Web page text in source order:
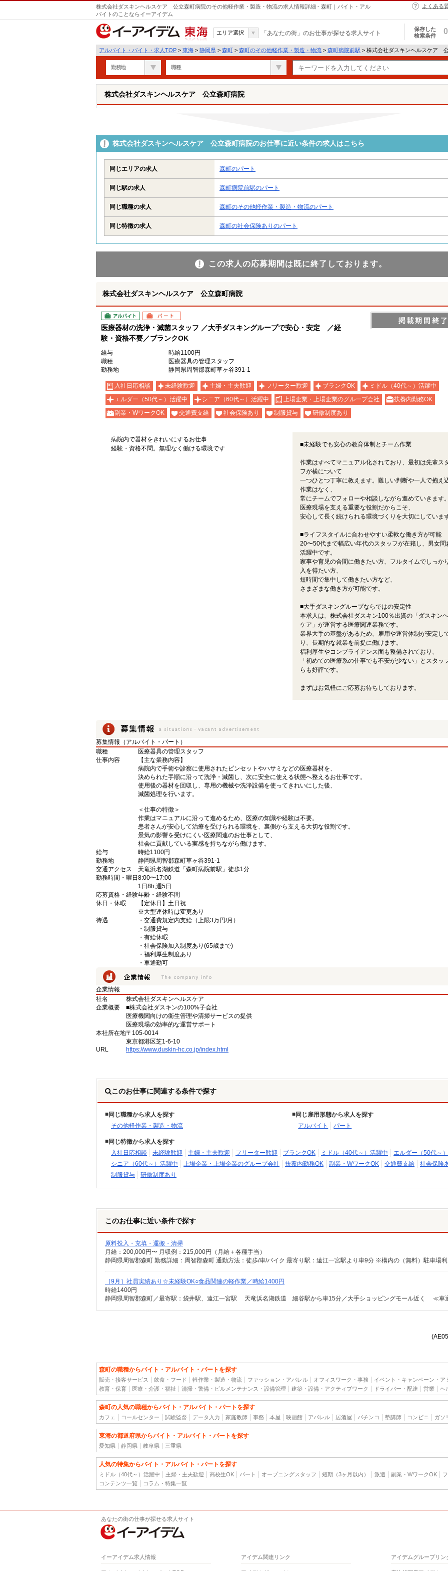
株式会社ダスキンヘルスケア 公立森町病院のその他軽作業・製造・物流の求人情報詳細 - 森町｜バイト・アル
バイトのことならイーアイデム
よくある
東海
エリア選択 「あなたの街」のお仕事が探せる求人サイト
保存した
検索条件
0
アルバイト・バイト・求人TOP > 東海 > 静岡県 > 森町 > 森町のその他軽作業・製造・物流 > 森町病院前駅 > 株式会社ダスキンヘルスケア
勤務地 職種
株式会社ダスキンヘルスケア 公立森町病院
株式会社ダスキンヘルスケア 公立森町病院のお仕事に近い条件の求人はこちら
同じエリアの求人 森町のパート
同じ駅の求人 森町病院前駅のパート
同じ職種の求人 森町のその他軽作業・製造・物流のパート
同じ特徴の求人 森町の社会保険ありのパート
この求人の応募期間は既に終了しております。
株式会社ダスキンヘルスケア 公立森町病院
アルバイト パート
医療器材の洗浄・滅菌スタッフ ／大手ダスキングループで安心・安定 ／経
験・資格不要／ブランクOK
給与
時給1100円
職種
医療器具の管理スタッフ
勤務地
静岡県周智郡森町草ヶ谷391-1
入社日応相談 未経験歓迎 主婦・主夫歓迎 フリーター歓迎 ブランクOK
ミドル（40代～）活躍中
エルダー（50代～）活躍中
シニア（60代～）活躍中 上場企業・上場企業のグループ会社
扶養内勤務OK
副業・WワークOK
交通費支給 社会保険あり 制服貸与 研修制度あり
病院内で器材をきれいにするお仕事
経験・資格不問。無理なく働ける環境です
■未経験でも安心の教育体制とチーム作業
作業はすべてマニュアル化されており、最初は先輩ス
フが横について
一つひとつ丁寧に教えます。難しい判断や一人で抱え
作業はなく、
常にチームでフォローや相談しながら進めていきます。
医療現場を支える重要な役割だからこそ、
安心して長く続けられる環境づくりを大切にしています
■ライフスタイルに合わせやすい柔軟な働き方が可能
20〜50代まで幅広い年代のスタッフが在籍し、男女問
活躍中です。
家事や育児の合間に働きたい方、フルタイムでしっか
入を得たい方、
短時間で集中して働きたい方など、
さまざまな働き方が可能です。
■大手ダスキングループならではの安定性
本求人は、株式会社ダスキン100％出資の「ダスキン
ケア」が運営する医療関連業務です。
業界大手の基盤があるため、雇用や運営体制が安定し
り、長期的な就業を前提に働けます。
福利厚生やコンプライアンス面も整備されており、
「初めての医療系の仕事でも不安が少ない」とスタッ
らも好評です。
まずはお気軽にご応募お待ちしております。
募集情報（アルバイト・パート）
職種
医療器具の管理スタッフ
仕事内容
【主な業務内容】
病院内で手術や診察に使用されたピンセットやハサミなどの医療器材を、
決められた手順に沿って洗浄・滅菌し、次に安全に使える状態へ整えるお仕事です。
使用後の器材を回収し、専用の機械や洗浄設備を使ってきれいにした後、
滅菌処理を行います。
＜仕事の特徴＞
作業はマニュアルに沿って進めるため、医療の知識や経験は不要。
患者さんが安心して治療を受けられる環境を、裏側から支える大切な役割です。
景気の影響を受けにくい医療関連のお仕事として、
社会に貢献している実感を持ちながら働けます。
給与
時給1100円
勤務地
静岡県周智郡森町草ヶ谷391-1
交通アクセス
天竜浜名湖鉄道「森町病院前駅」徒歩1分
勤務時間・曜日 8:00〜17:00
1日8h,週5日
応募資格・経験年齢・経験不問
休日・休暇
【定休日】土日祝
※大型連休時は変更あり
待遇
・交通費規定内支給（上限3万円/月）
・制服貸与
・有給休暇
・社会保険加入制度あり(65歳まで)
・福利厚生制度あり
・車通勤可
企業情報
社名
株式会社ダスキンヘルスケア
企業概要
■株式会社ダスキンの100%子会社
医療機関向けの衛生管理や清掃サービスの提供
医療現場の効率的な運営サポート
本社所在地〒105-0014
東京都港区芝1-6-10
URL
https://www.duskin-hc.co.jp/index.html
このお仕事に関連する条件で探す
同じ職種から求人を探す
その他軽作業・製造・物流
同じ雇用形態から求人を探す
アルバイト
パート
同じ特徴から求人を探す
入社日応相談
未経験歓迎 主婦・主夫歓迎 フリーター歓迎 ブランクOK ミドル（40代～）活躍中
エルダー（50代～
シニア（60代～）活躍中
上場企業・上場企業のグループ会社 扶養内勤務OK 副業・WワークOK 交通費支給
社会保険
制服貸与
研修制度あり
このお仕事に近い条件で探す
原料投入・充填・運搬・清掃
月給：200,000円〜 月収例：215,000円（月給＋各種手当）
静岡県周智郡森町 勤務詳細：周智郡森町 通勤方法：徒歩/車/バイク 最寄り駅：遠江一宮駅より車9分 ※構内の（無料）駐車場
［9月］社員実績あり☆未経験OK○食品関連の軽作業／時給1400円
時給1400円
森町の職種からバイト・アルバイト・パートを探す
販売・接客サービス 飲食・フード 軽作業・製造・物流 ファッション・アパレル オフィスワーク・事務 イベント・キャンペーン・ア
教育・保育
医療・介護・福祉 清掃・警備・ビルメンテナンス・設備管理 建築・設備・アクティブワーク ドライバー・配達 営業 ヘ
森町の人気の職種からバイト・アルバイト・パートを探す
カフェ コールセンター 試験監督 データ入力 家庭教師 事務 本屋 映画館 アパレル 居酒屋 パチンコ 塾講師 コンビニ ガソ
東海の都道府県からバイト・アルバイト・パートを探す
愛知県 静岡県 岐阜県 三重県
人気の特集からバイト・アルバイト・パートを探す
ミドル（40代～）活躍中 主婦・主夫歓迎 高校生OK パート オープニングスタッフ 短期（3ヶ月以内） 派遣 副業・WワークOK
コンテンツ一覧
コラム・特集一覧
あなたの街の仕事が探せる求人サイト
イーアイデム求人情報 アイデム関連リンク アイデムグループリン